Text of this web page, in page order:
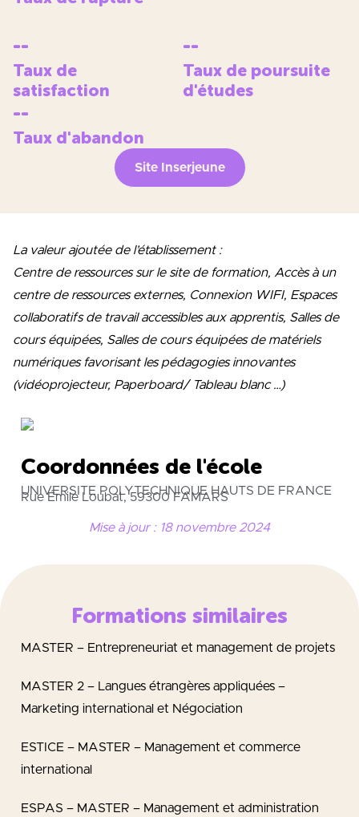
--
Taux de
satisfaction
--
Taux de poursuite
d'études
--
Taux d'abandon
Site Inserjeune
Coordonnées de l'école
UNIVERSITE POLYTECHNIQUE HAUTS DE FRANCE
Rue Émile Loubat, 59300 FAMARS
La valeur ajoutée de l’établissement :
Centre de ressources sur le site de formation, Accès à un
centre de ressources externes, Connexion WIFI, Espaces
collaboratifs de travail accessibles aux apprentis, Salles de
cours équipées, Salles de cours équipées de matériels
numériques favorisant les pédagogies innovantes
(vidéoprojecteur, Paperboard/ Tableau blanc …)
Mise à jour : 18 novembre 2024
Formations similaires
MASTER – Entrepreneuriat et management de projets
MASTER 2 – Langues étrangères appliquées –
Marketing international et Négociation
ESTICE – MASTER – Management et commerce
international
ESPAS – MASTER – Management et administration